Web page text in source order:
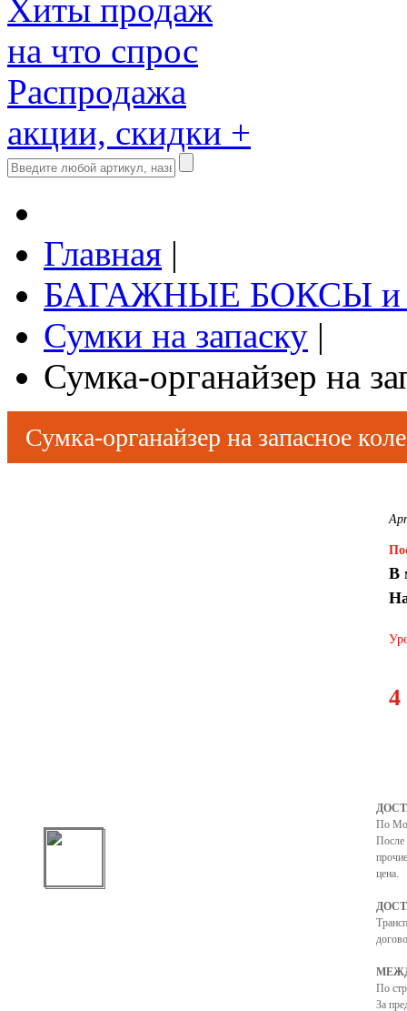
Хиты продаж
на что спрос
Распродажа
акции, скидки +
Главная |
БАГАЖНЫЕ БОКСЫ
Сумки на запаску |
Сумка-органайзер на
Сумка-органайзер на запасное
В
4
По
После
цена.
По
За